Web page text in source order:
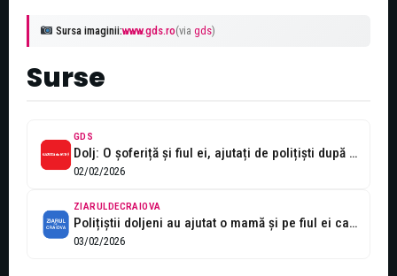
Sursa imaginii:www.gds.ro(via gds)
Surse
GDS
Dolj: O șoferiță și fiul ei, ajutați de polițiști după ce li...
02/02/2026
ZIARULDECRAIOVA
Polițiștii doljeni au ajutat o mamă și pe fiul ei care au...
03/02/2026